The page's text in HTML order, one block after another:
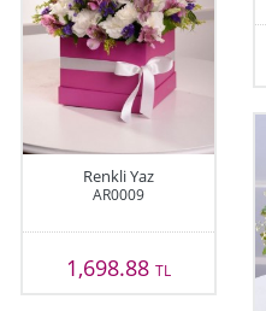
Renkli Yaz
AR0009
1,698.88TL